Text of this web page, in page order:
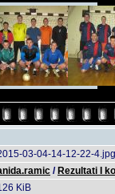
03-04-14-12-22-4.jpg
/ Rezultati I
KiB